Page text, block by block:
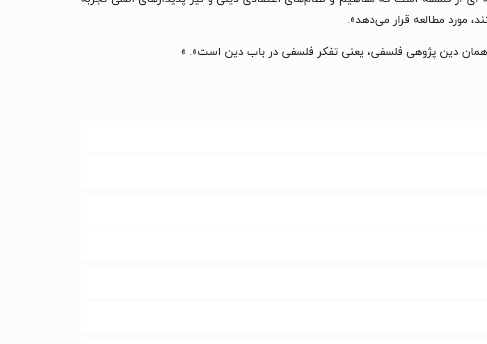
مورد مطالعه قرار می‌دهد».
دین پژوهی فلسفی، یعنی تفکر فلسفی در باب دین است». »